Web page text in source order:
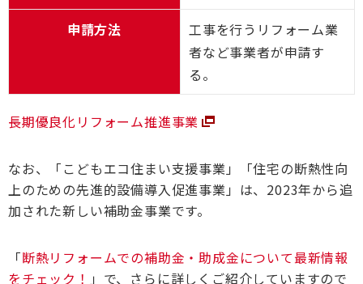
申請方法
工事を行うリフォーム業
者など事業者が申請す
る。
長期優良化リフォーム推進事業
なお、「こどもエコ住まい支援事業」「住宅の断熱性向
上のための先進的設備導入促進事業」は、2023年から追
加された新しい補助金事業です。
「断熱リフォームでの補助金・助成金について最新情報
をチェック！ 」で、さらに詳しくご紹介していますので